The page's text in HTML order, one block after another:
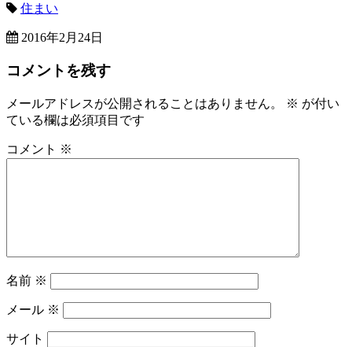
住まい
2016年2月24日
コメントを残す
メールアドレスが公開されることはありません。 ※ が付い
ている欄は必須項目です
コメント ※
名前 ※
メール ※
サイト